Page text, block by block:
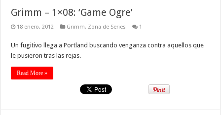
Grimm – 1×08: ‘Game Ogre’
18 enero, 2012 Grimm, Zona de Series 1
Un fugitivo llega a Portland buscando venganza contra aquellos que
le pusieron tras las rejas.
Read More »